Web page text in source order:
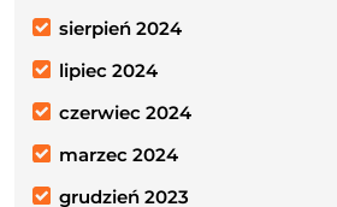
sierpień 2024
lipiec 2024
czerwiec 2024
marzec 2024
grudzień 2023